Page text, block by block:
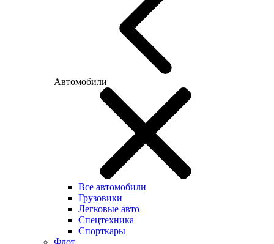
Автомобили
Все автомобили
Грузовики
Легковые авто
Спецтехника
Спорткары
Флот